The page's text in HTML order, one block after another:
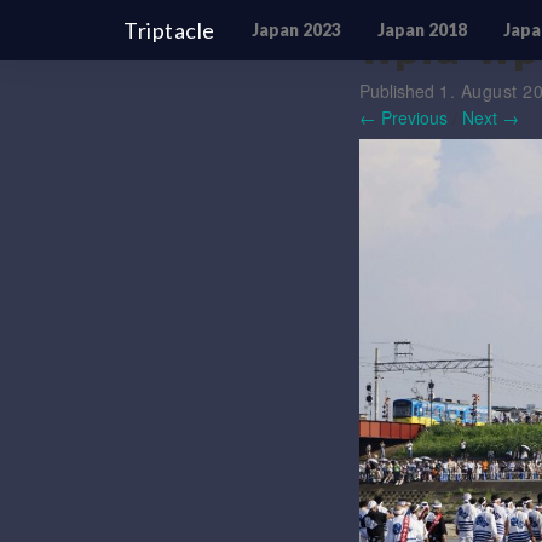
Triptacle Japan 2023 Japan 2018
wpid-
Published 1. August
← Previous
Next →